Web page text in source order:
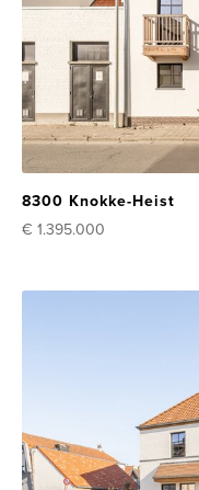
8300 Knokke-Heist
€ 1.395.000